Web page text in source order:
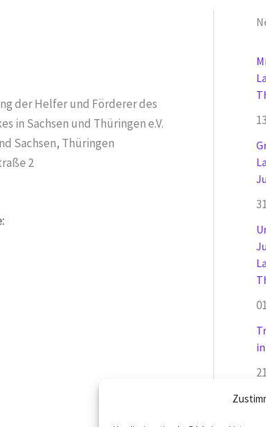
der Helfer und Förderer des
in Sachsen und Thüringen e.V.
Sachsen, Thüringen
2